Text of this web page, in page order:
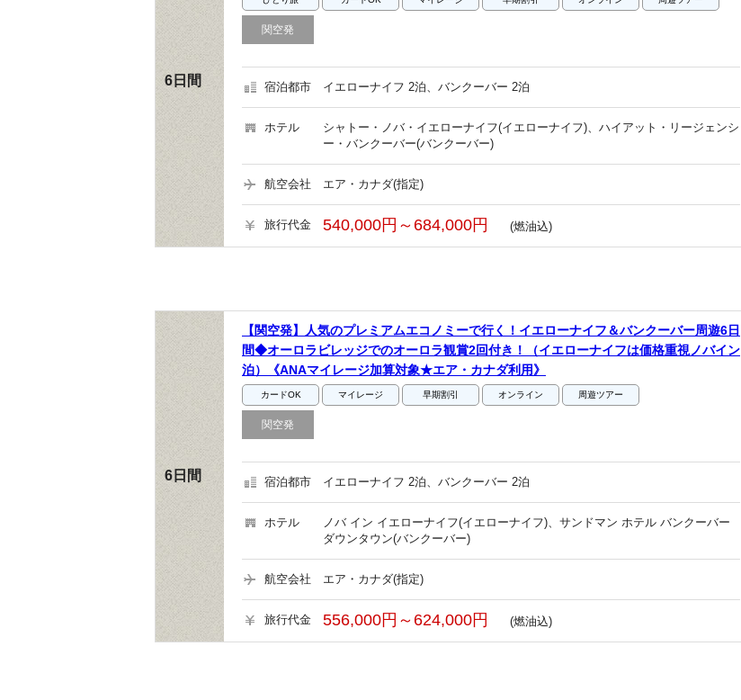
6日間
関空発
宿泊都市 イエローナイフ 2泊、バンクーバー 2泊
ホテル
シャトー・ノバ・イエローナイフ(イエローナイフ)、ハイアット・リージェンシ
ー・バンクーバー(バンクーバー)
航空会社 エア・カナダ(指定)
旅行代金 540,000円～684,000円 (燃油込)
6日間
【関空発】人気のプレミアムエコノミーで行く！イエローナイフ＆バンクーバー周遊6日
間◆オーロラビレッジでのオーロラ観賞2回付き！（イエローナイフは価格重視ノバイン
泊）《ANAマイレージ加算対象★エア・カナダ利用》
カードOK マイレージ 早期割引 オンライン 周遊ツアー
関空発
宿泊都市 イエローナイフ 2泊、バンクーバー 2泊
ホテル
ノバ イン イエローナイフ(イエローナイフ)、サンドマン ホテル バンクーバー
ダウンタウン(バンクーバー)
航空会社 エア・カナダ(指定)
旅行代金 556,000円～624,000円 (燃油込)